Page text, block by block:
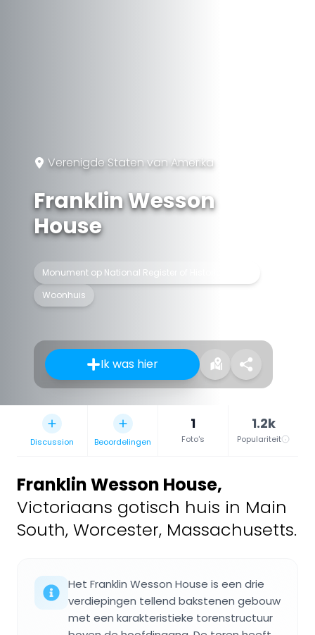
Verenigde Staten van Amerika
Franklin Wesson
House
Monument op National Register of Historic Places
Woonhuis
Ik was hier
Discussion Beoordelingen
1
Foto's
1.2k
Populariteit
Franklin Wesson House,
Victoriaans gotisch huis in Main
South, Worcester, Massachusetts.
Het Franklin Wesson House is een drie
verdiepingen tellend bakstenen gebouw
met een karakteristieke torenstructuur